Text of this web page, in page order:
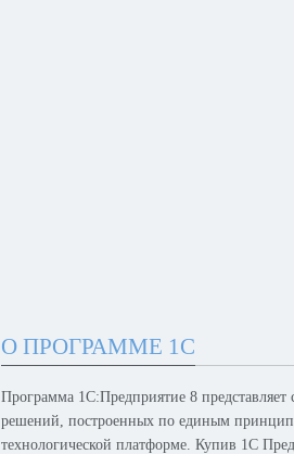
О ПРОГРАММЕ 1С
Программа 1С:Предприятие 8
решений, построенных по единым
технологической платформе. Купив 1С